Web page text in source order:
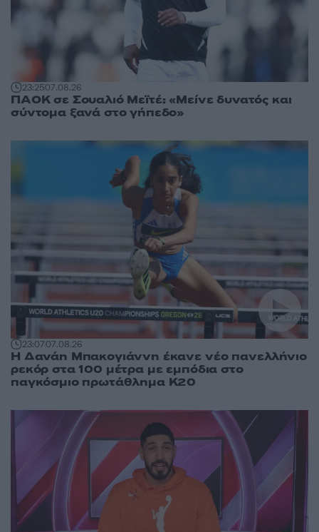
23:2507.08.26
ΠΑΟΚ σε Σουαλιό Μεϊτέ: «Μείνε δυνατός και
σύντομα ξανά στο γήπεδο»
23:0707.08.26
Η Δανάη Μπακογιάννη έκανε νέο πανελλήνιο
ρεκόρ στα 100 μέτρα με εμπόδια στο
παγκόσμιο πρωτάθλημα Κ20